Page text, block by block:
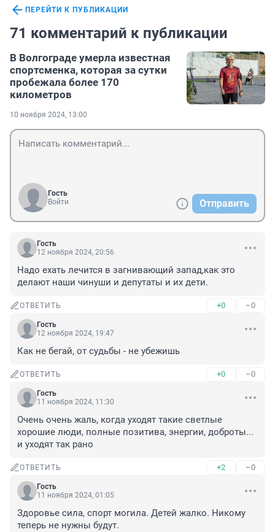
ПЕРЕЙТИ К ПУБЛИКАЦИИ
71 комментарий к публикации
В Волгограде умерла известная
спортсменка, которая за сутки
пробежала более 170
километров
10 ноября 2024, 13:00
Гость
Войти
Отправить
Гость
12 ноября 2024, 20:56
Надо ехать лечится в загнивающий запад,как это
делают наши чинуши и депутаты и их дети.
ОТВЕТИТЬ +0 –0
Гость
12 ноября 2024, 19:47
Как не бегай, от судьбы - не убежишь
ОТВЕТИТЬ +0 –0
Гость
11 ноября 2024, 11:30
Очень очень жаль, когда уходят такие светлые
хорошие люди, полные позитива, энергии, доброты...
и уходят так рано
ОТВЕТИТЬ +2 –0
Гость
11 ноября 2024, 01:05
Здоровье сила, спорт могила. Детей жалко. Никому
теперь не нужны будут.